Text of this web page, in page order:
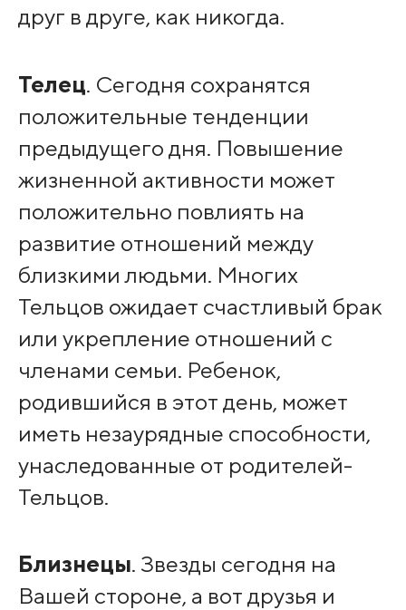
друг в друге, как никогда.
Телец. Сегодня сохранятся
положительные тенденции
предыдущего дня. Повышение
жизненной активности может
положительно повлиять на
развитие отношений между
близкими людьми. Многих
Тельцов ожидает счастливый брак
или укрепление отношений с
членами семьи. Ребенок,
родившийся в этот день, может
иметь незаурядные способности,
унаследованные от родителей-
Тельцов.
Близнецы. Звезды сегодня на
Вашей стороне, а вот друзья и